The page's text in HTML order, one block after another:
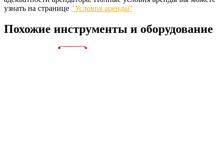
узнать на странице "Условия аренды"
Похожие инструменты и оборудование